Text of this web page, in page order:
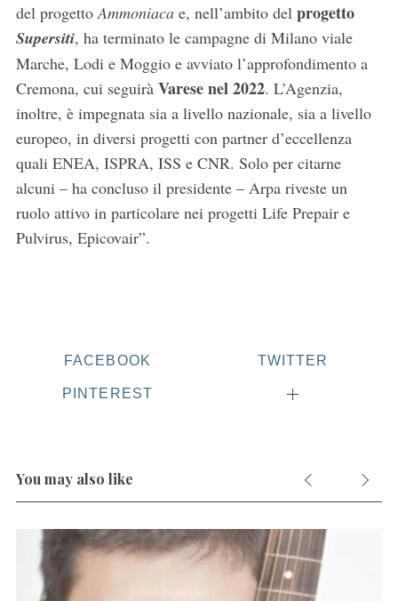
del progettoAmmoniacae, nell’ambito del progetto
Supersiti, ha terminato le campagne di Milano viale
Marche, Lodi e Moggio e avviato l’approfondimento a
Cremona, cui seguirà Varese nel 2022. L’Agenzia,
inoltre, è impegnata sia a livello nazionale, sia a livello
europeo, in diversi progetti con partner d’eccellenza
quali ENEA, ISPRA, ISS e CNR. Solo per citarne
alcuni – ha concluso il presidente – Arpa riveste un
ruolo attivo in particolare nei progetti Life Prepair e
Pulvirus, Epicovair”.
FACEBOOK TWITTER
PINTEREST
You may also like